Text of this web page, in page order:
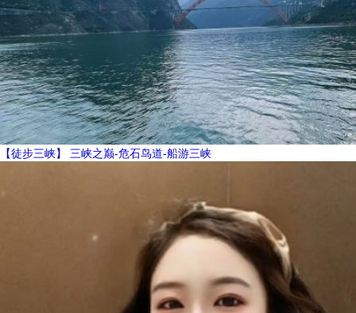
【徒步三峡】 三峡之巅-危石鸟道-船游三峡